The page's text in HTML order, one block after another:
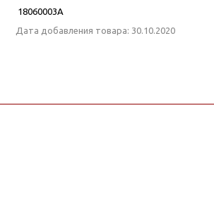
18060003А
Дата добавления товара: 30.10.2020